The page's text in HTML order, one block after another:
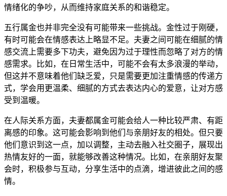
情绪化的争吵，从而维持家庭关系的和谐稳定。
五行属金也并非完全没有可能带来一些挑战。金性过于刚硬，
有时可能会在情感表达上略显不足。夫妻之间可能在细腻的情
感交流上需要多下功夫，避免因为过于理性而忽略了对方的情
感需求。比如，在日常生活中，可能不会有太多浪漫的举动，
但这并不意味着他们缺乏爱，只是需要更加注重情感的传递方
式，学会用更温柔、细腻的方式去表达内心的爱意，让对方感
受到温暖。
在人际关系方面，夫妻都属金可能会给人一种比较严肃、有距
离感的印象。这可能会影响到他们与亲朋好友的相处。但只要
他们意识到这一点，加以调整，主动去融入社交圈子，展现出
热情友好的一面，就能够改善这种情况。比如，在亲朋好友聚
会时，积极参与互动，分享生活中的点滴，增进彼此之间的感
情。